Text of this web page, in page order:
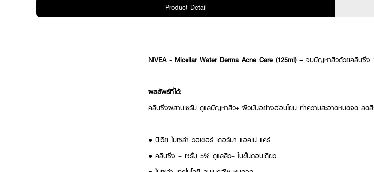
Product Detail
NIVEA - Micellar Water Derma Acne Care (125ml) – จบปัญหาสิวด้วยคลีนซิ่ง
ผลลัพธ์ที่ได้:
คลีนซิ่งผสานเซรั่ม ดูแลปัญหาสิว+ ผิวมันอย่างอ่อนโยน ทำความสะอาดหมดจด ลด
● นีเวีย ไมเซล่า วอเตอร์ เดอร์มา แอคเน่ แคร์
● คลีนซิ่ง + เซรั่ม 5% ดูแลสิว+ ในขั้นตอนเดียว